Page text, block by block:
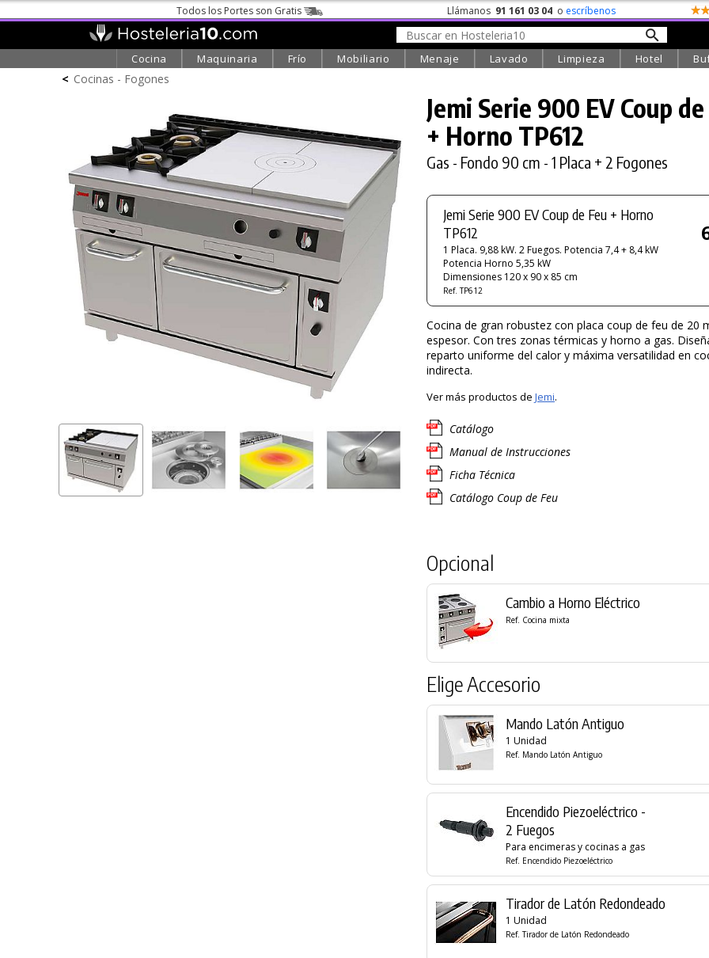
Todos los Portes son Gratis Llámanos 91 161 03 04 o escríbenos
Cocina Maquinaria Frío Mobiliario Menaje Lavado Limpieza Hotel
< Cocinas - Fogones
Jemi Serie 900 EV Coup
+ Horno TP612
Gas - Fondo 90 cm - 1 Placa + 2 Fogones
Jemi Serie 900 EV Coup de Feu + Horno
TP612
1 Placa. 9,88 kW. 2 Fuegos. Potencia 7,4 + 8,4 kW
Potencia Horno 5,35 kW
Dimensiones 120 x 90 x 85 cm
Ref. TP612
Cocina de gran robustez con placa coup de feu de 20
espesor. Con tres zonas térmicas y horno a gas.
reparto uniforme del calor y máxima versatilidad en
indirecta.
Ver más productos de Jemi.
Catálogo
Manual de Instrucciones
Ficha Técnica
Catálogo Coup de Feu
Opcional
Cambio a Horno Eléctrico
Ref. Cocina mixta
Elige Accesorio
Mando Latón Antiguo
1 Unidad
Ref. Mando Latón Antiguo
Encendido Piezoeléctrico -
2 Fuegos
Para encimeras y cocinas a gas
Ref. Encendido Piezoeléctrico
Tirador de Latón Redondeado
1 Unidad
Ref. Tirador de Latón Redondeado